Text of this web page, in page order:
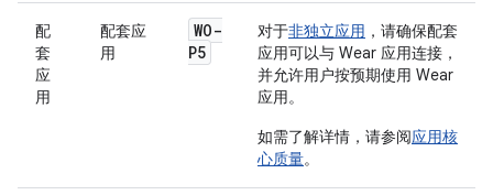
配
套
应
用
配套应
用
WO-
P5
对于非独立应用 ，请确保配套
应用可以与 Wear 应用连接，
并允许用户按预期使用 Wear
应用。
如需了解详情，请参阅应用核
心质量。